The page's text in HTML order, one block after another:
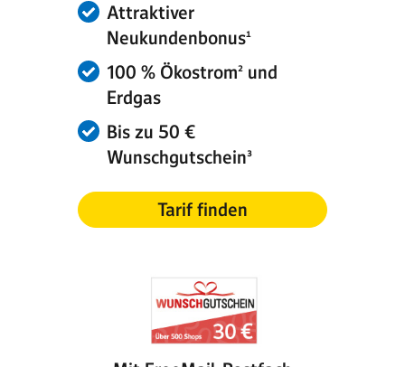
Attraktiver
Neukundenbonus¹
100 % Ökostrom² und
Erdgas
Bis zu 50 €
Wunschgutschein³
Tarif finden